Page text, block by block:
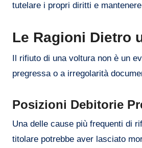
tutelare i propri diritti e
Le Ragioni Dietro
Il rifiuto di una voltura non è un
pregressa o a irregolarità
Posizioni Debitorie
Una delle cause più frequenti di
titolare potrebbe aver lasciato